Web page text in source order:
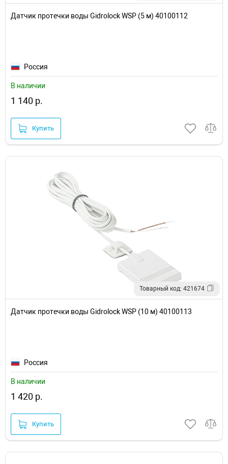
Датчик протечки воды Gidrolock WSP (5 м) 40100112
Россия
В наличии
1 140 р.
Купить
Товарный код: 421674
Датчик протечки воды Gidrolock WSP (10 м) 40100113
Россия
В наличии
1 420 р.
Купить